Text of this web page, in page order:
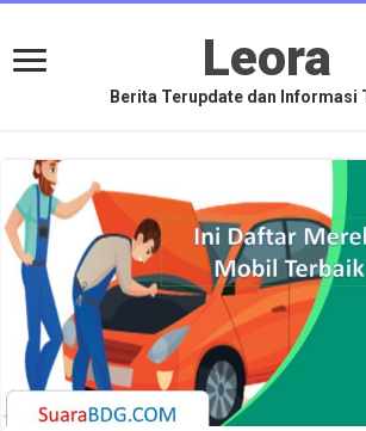
Leora
Berita Terupdate dan Informasi